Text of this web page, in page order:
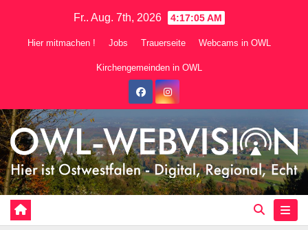
Fr.. Aug. 7th, 2026 4:17:07 AM
Hier mitmachen ! Jobs Trauerseite Webcams in OWL
Kirchengemeinden in OWL